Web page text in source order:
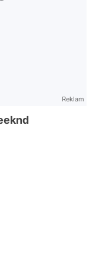
Reklam